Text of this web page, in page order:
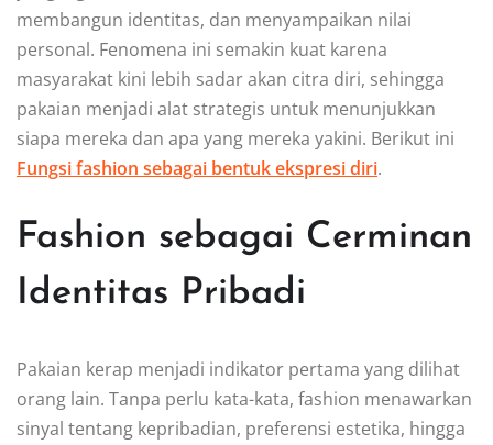
membangun identitas, dan menyampaikan nilai
personal. Fenomena ini semakin kuat karena
masyarakat kini lebih sadar akan citra diri, sehingga
pakaian menjadi alat strategis untuk menunjukkan
siapa mereka dan apa yang mereka yakini. Berikut ini
Fungsi fashion sebagai bentuk ekspresi diri.
Fashion sebagai Cerminan
Identitas Pribadi
Pakaian kerap menjadi indikator pertama yang dilihat
orang lain. Tanpa perlu kata-kata, fashion menawarkan
sinyal tentang kepribadian, preferensi estetika, hingga